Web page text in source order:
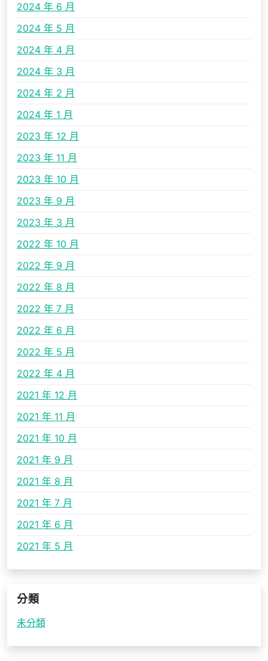
2024 年 6 月
2024 年 5 月
2024 年 4 月
2024 年 3 月
2024 年 2 月
2024 年 1 月
2023 年 12 月
2023 年 11 月
2023 年 10 月
2023 年 9 月
2023 年 3 月
2022 年 10 月
2022 年 9 月
2022 年 8 月
2022 年 7 月
2022 年 6 月
2022 年 5 月
2022 年 4 月
2021 年 12 月
2021 年 11 月
2021 年 10 月
2021 年 9 月
2021 年 8 月
2021 年 7 月
2021 年 6 月
2021 年 5 月
分類
未分類